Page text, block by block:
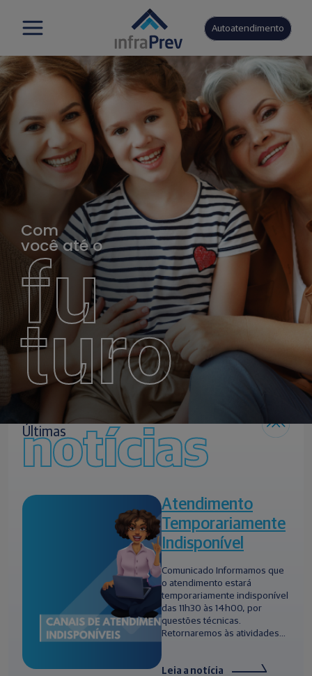
Autoatendimento
Com
você até o
fu
turo
Últimas
notícias
Atendimento
Temporariamente
Indisponível
Comunicado Informamos que
o atendimento estará
temporariamente indisponível
das 11h30 às 14h00, por
questões técnicas.
Retornaremos às atividades...
Leia a notícia